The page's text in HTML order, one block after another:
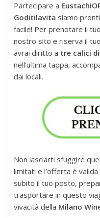
Partecipare a
Goditilavita siamo
facile! Per prenotare il
nostro sito e riserva il
avrai diritto a tre calici
nell’ultima tappa,
dai locali.
Non lasciarti sfuggire
limitati e l’offerta è valida
subito il tuo posto,
trasportare in questo
vivacità della Milano